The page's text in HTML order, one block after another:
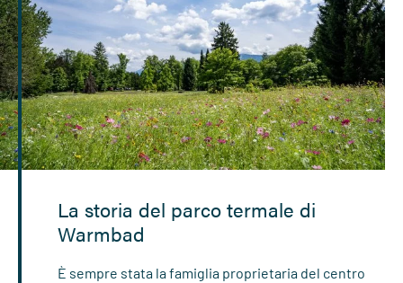
La storia del parco termale di
Warmbad
È sempre stata la famiglia proprietaria del centro